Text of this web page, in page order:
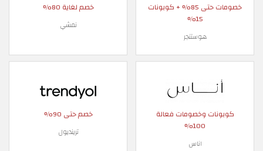
خصومات حتى 85% + كوبونات
15%
هوستنجر
خصم لغاية 80%
نمشي
كوبونات وخصومات فعالة
100%
اناس
خصم حتى 90%
ترينديول